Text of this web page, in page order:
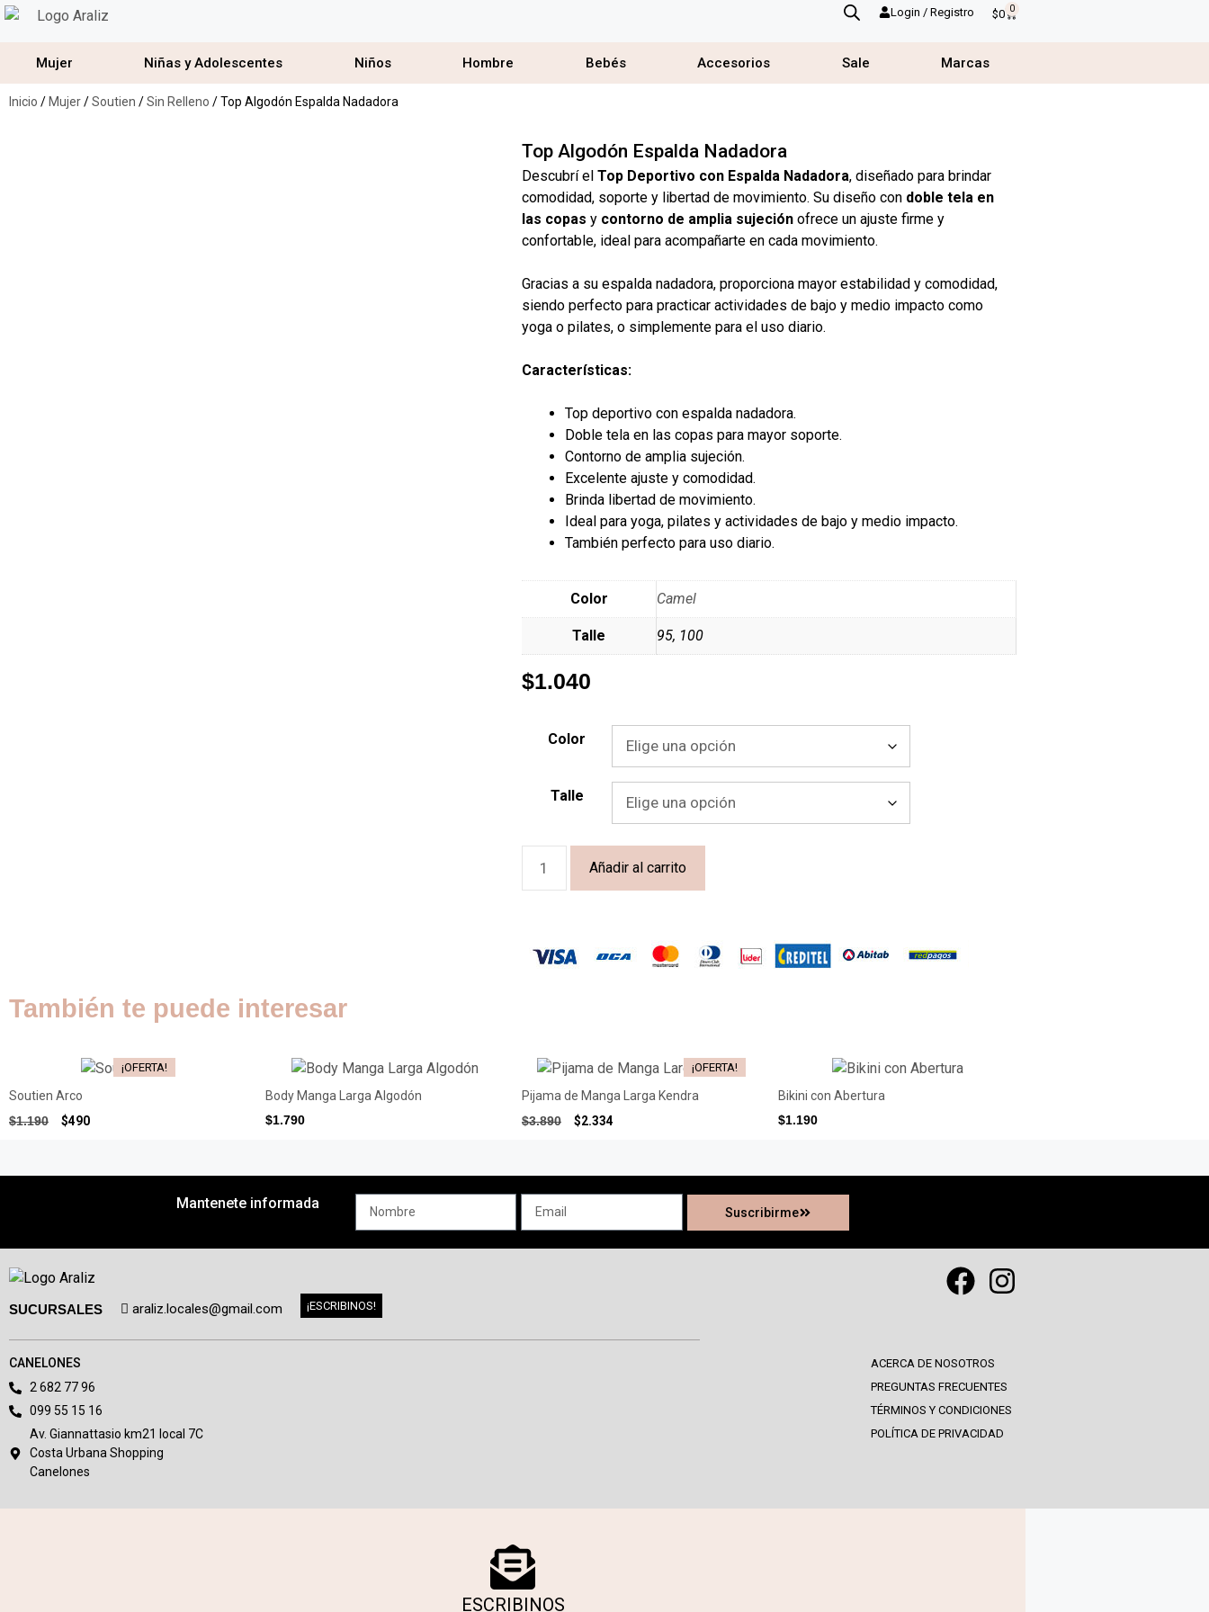
Login / Registro $0 0
Mujer Niñas y Adolescentes Niños Hombre Bebés Accesorios Sale Marcas
Inicio / Mujer/Soutien /Sin Relleno / Top Algodón Espalda Nadadora
Top Algodón Espalda Nadadora
Descubrí el Top Deportivo con Espalda Nadadora, diseñado para brindar
comodidad, soporte y libertad de movimiento. Su diseño con doble tela en
las copas y contorno de amplia sujeción ofrece un ajuste firme y
confortable, ideal para acompañarte en cada movimiento.
Gracias a su espalda nadadora, proporciona mayor estabilidad y comodidad,
siendo perfecto para practicar actividades de bajo y medio impacto como
yoga o pilates, o simplemente para el uso diario.
Características:
Top deportivo con espalda nadadora.
Doble tela en las copas para mayor soporte.
Contorno de amplia sujeción.
Excelente ajuste y comodidad.
Brinda libertad de movimiento.
Ideal para yoga, pilates y actividades de bajo y medio impacto.
También perfecto para uso diario.
Color Camel
Talle 95, 100
$1.040
Color
Talle
Añadir al carrito
También te puede interesar
¡OFERTA!
Soutien Arco
$1.190 $490
Body Manga Larga Algodón
$1.790
¡OFERTA!
Pijama de Manga Larga Kendra
$3.890 $2.334
Bikini con Abertura
$1.190
Mantenete informada
Suscribirme
SUCURSALES araliz.locales@gmail.com ¡ESCRIBINOS!
CANELONES
2 682 77 96
099 55 15 16
Av. Giannattasio km21 local 7C
Costa Urbana Shopping
Canelones
ACERCA DE NOSOTROS
PREGUNTAS FRECUENTES
TÉRMINOS Y CONDICIONES
POLÍTICA DE PRIVACIDAD
ESCRIBINOS